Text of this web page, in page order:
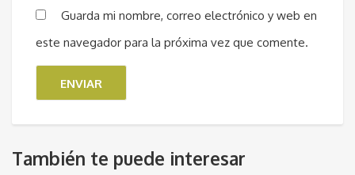
Guarda mi nombre, correo electrónico y web en
este navegador para la próxima vez que comente.
También te puede interesar